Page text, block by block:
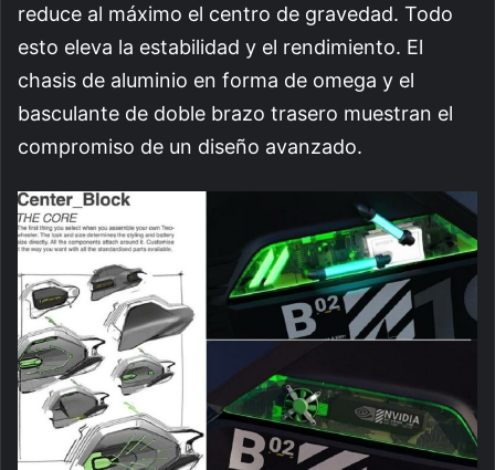
reduce al máximo el centro de gravedad. Todo
esto eleva la estabilidad y el rendimiento. El
chasis de aluminio en forma de omega y el
basculante de doble brazo trasero muestran el
compromiso de un diseño avanzado.